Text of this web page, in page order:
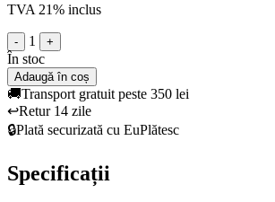
TVA 21% inclus
- 1 +
În stoc
Adaugă în coș
🚚Transport gratuit peste 350 lei
↩️Retur 14 zile
🔒Plată securizată cu EuPlătesc
Specificații